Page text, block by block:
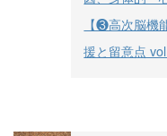
【❸高次脳機
援と留意点